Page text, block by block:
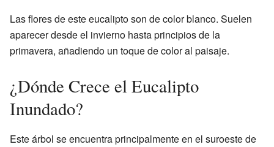
Las flores de este eucalipto son de color blanco. Suelen
aparecer desde el invierno hasta principios de la
primavera, añadiendo un toque de color al paisaje.
¿Dónde Crece el Eucalipto
Inundado?
Este árbol se encuentra principalmente en el suroeste de